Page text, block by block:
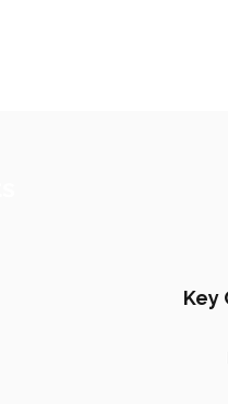
Key